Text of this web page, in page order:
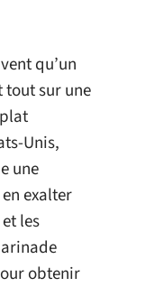
qu’un
sur une
Unis,
une
exalter
les
obtenir